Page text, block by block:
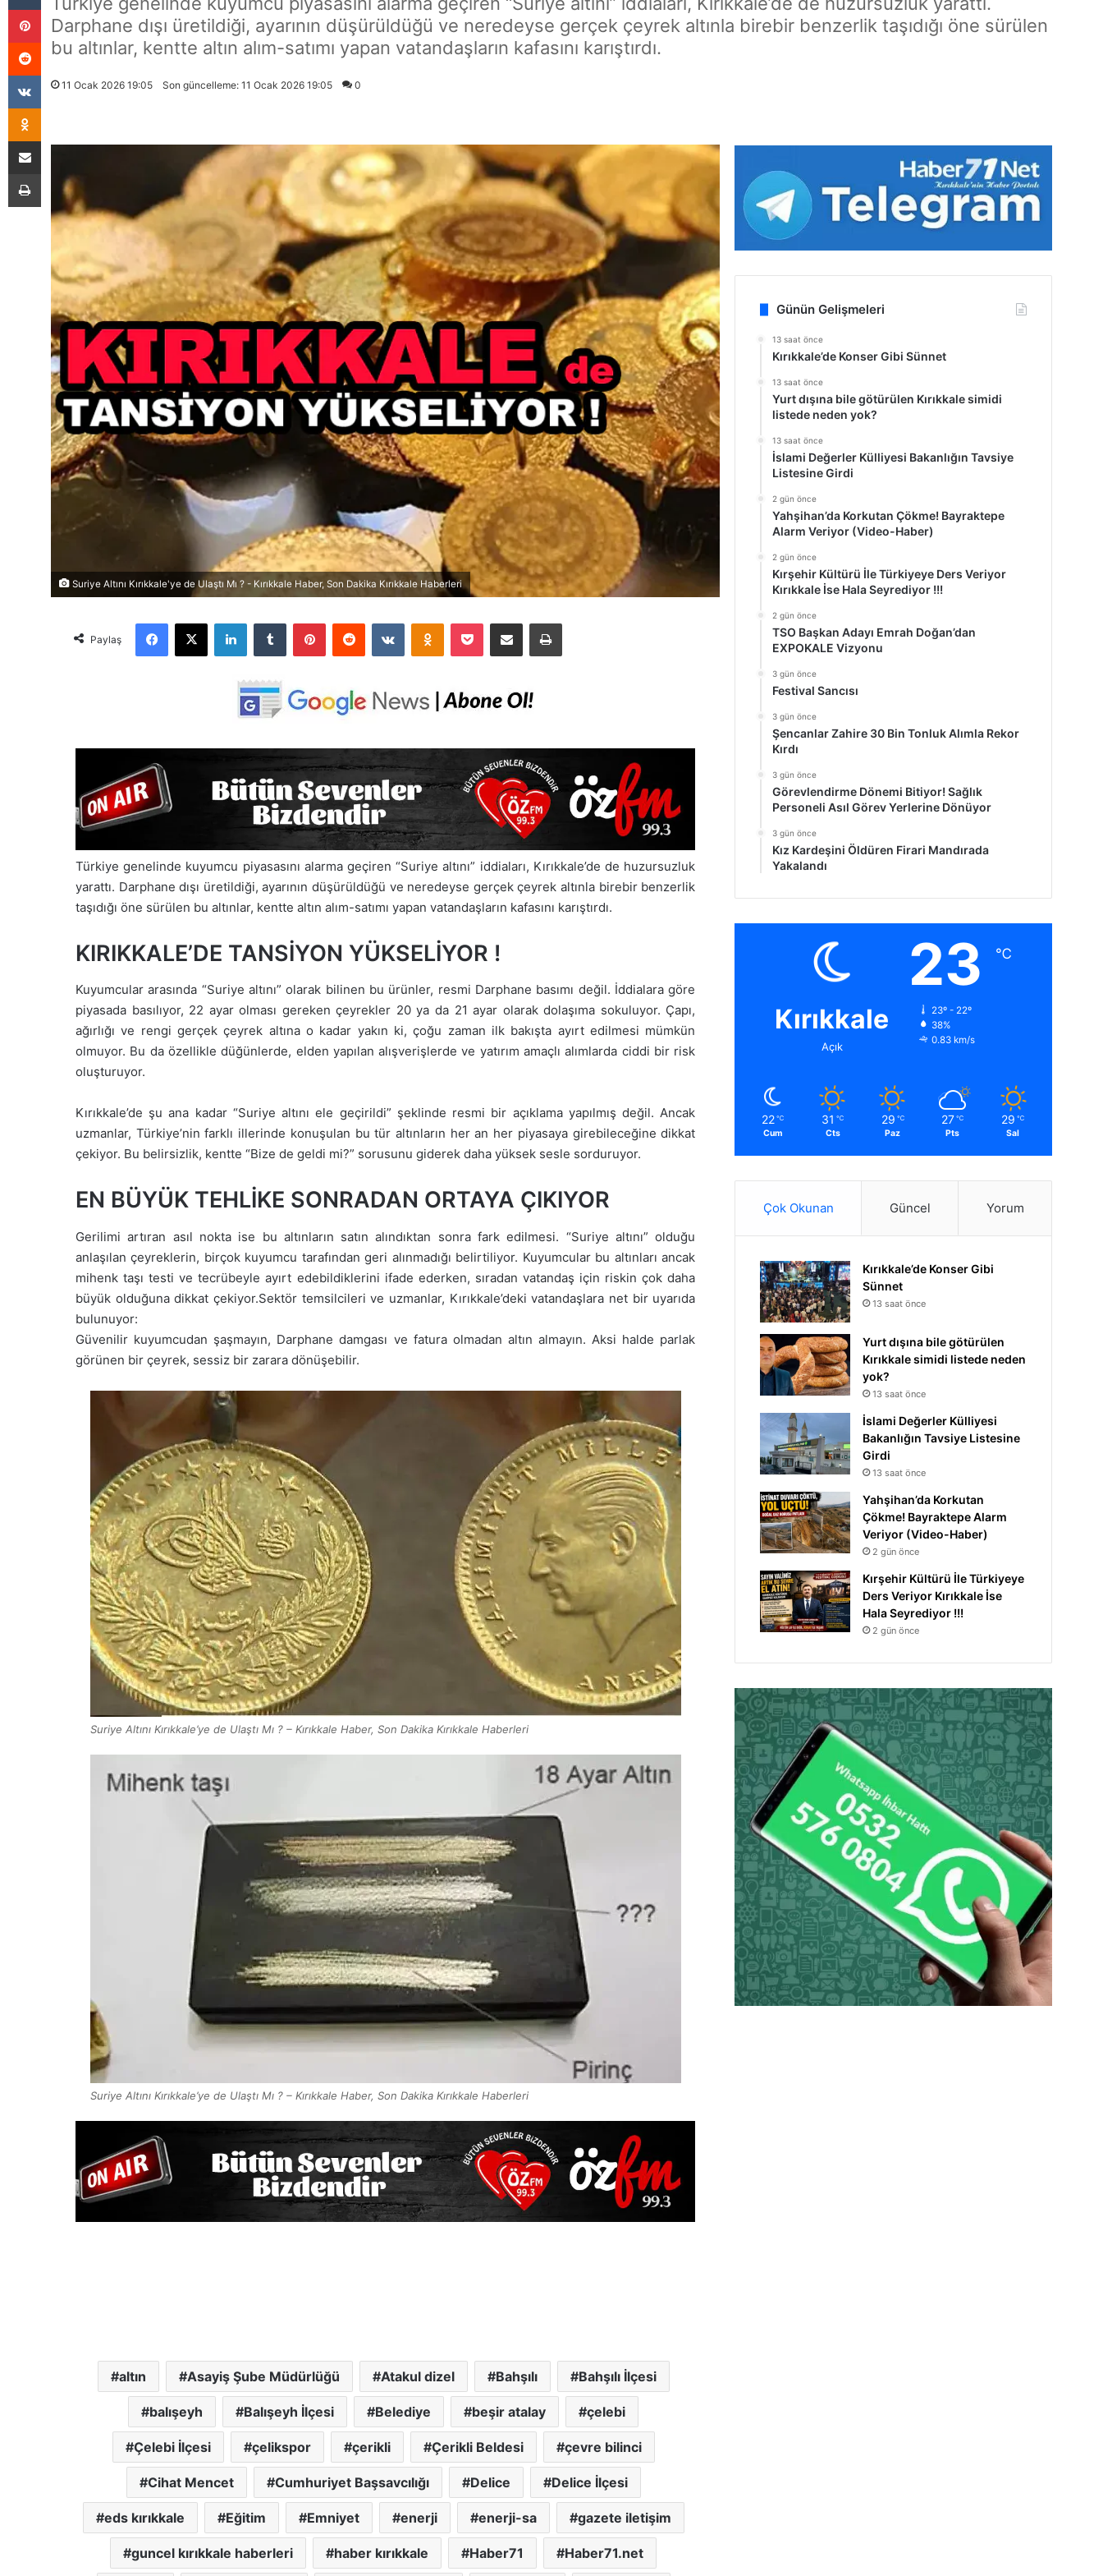
Darphane dışı üretildiği, ayarının düşürüldüğü ve neredeyse gerçek çeyrek altınla birebir benzerlik taşıdığı öne sürülen
bu altınlar, kentte altın alım-satımı yapan vatandaşların kafasını karıştırdı.
11 Ocak 2026 19:05 Son güncelleme: 11 Ocak 2026 19:05 0
Suriye Altını Kırıkkale'ye de Ulaştı Mı ? - Kırıkkale Haber, Son Dakika Kırıkkale Haberleri
Paylaş
Türkiye genelinde kuyumcu piyasasını alarma geçiren “Suriye altını” iddiaları, Kırıkkale’de de huzursuzluk
yarattı. Darphane dışı üretildiği, ayarının düşürüldüğü ve neredeyse gerçek çeyrek altınla birebir benzerlik
taşıdığı öne sürülen bu altınlar, kentte altın alım-satımı yapan vatandaşların kafasını karıştırdı.
KIRIKKALE’DE TANSİYON YÜKSELİYOR !
Kuyumcular arasında “Suriye altını” olarak bilinen bu ürünler, resmi Darphane basımı değil. İddialara göre
piyasada basılıyor, 22 ayar olması gereken çeyrekler 20 ya da 21 ayar olarak dolaşıma sokuluyor. Çapı,
ağırlığı ve rengi gerçek çeyrek altına o kadar yakın ki, çoğu zaman ilk bakışta ayırt edilmesi mümkün
olmuyor. Bu da özellikle düğünlerde, elden yapılan alışverişlerde ve yatırım amaçlı alımlarda ciddi bir risk
oluşturuyor.
Kırıkkale’de şu ana kadar “Suriye altını ele geçirildi” şeklinde resmi bir açıklama yapılmış değil. Ancak
uzmanlar, Türkiye’nin farklı illerinde konuşulan bu tür altınların her an her piyasaya girebileceğine dikkat
çekiyor. Bu belirsizlik, kentte “Bize de geldi mi?” sorusunu giderek daha yüksek sesle sorduruyor.
EN BÜYÜK TEHLİKE SONRADAN ORTAYA ÇIKIYOR
Gerilimi artıran asıl nokta ise bu altınların satın alındıktan sonra fark edilmesi. “Suriye altını” olduğu
anlaşılan çeyreklerin, birçok kuyumcu tarafından geri alınmadığı belirtiliyor. Kuyumcular bu altınları ancak
mihenk taşı testi ve tecrübeyle ayırt edebildiklerini ifade ederken, sıradan vatandaş için riskin çok daha
büyük olduğuna dikkat çekiyor.Sektör temsilcileri ve uzmanlar, Kırıkkale’deki vatandaşlara net bir uyarıda
bulunuyor:
Güvenilir kuyumcudan şaşmayın, Darphane damgası ve fatura olmadan altın almayın. Aksi halde parlak
görünen bir çeyrek, sessiz bir zarara dönüşebilir.
Suriye Altını Kırıkkale’ye de Ulaştı Mı ? – Kırıkkale Haber, Son Dakika Kırıkkale Haberleri
Suriye Altını Kırıkkale’ye de Ulaştı Mı ? – Kırıkkale Haber, Son Dakika Kırıkkale Haberleri
altın Asayiş Şube Müdürlüğü Atakul dizel Bahşılı Bahşılı İlçesi
balışeyh Balışeyh İlçesi Belediye beşir atalay çelebi
Çelebi İlçesi çelikspor çerikli Çerikli Beldesi çevre bilinci
Cihat Mencet Cumhuriyet Başsavcılığı Delice Delice İlçesi
eds kırıkkale Eğitim Emniyet enerji enerji-sa gazete iletişim
guncel kırıkkale haberleri haber kırıkkale Haber71 Haber71.net
Günün Gelişmeleri
13 saat önce
Kırıkkale’de Konser Gibi Sünnet
13 saat önce
Yurt dışına bile götürülen Kırıkkale simidi
listede neden yok?
13 saat önce
İslami Değerler Külliyesi Bakanlığın Tavsiye
Listesine Girdi
2 gün önce
Yahşihan’da Korkutan Çökme! Bayraktepe
Alarm Veriyor (Video-Haber)
2 gün önce
Kırşehir Kültürü İle Türkiyeye Ders Veriyor
Kırıkkale İse Hala Seyrediyor !!!
2 gün önce
TSO Başkan Adayı Emrah Doğan’dan
EXPOKALE Vizyonu
3 gün önce
Festival Sancısı
3 gün önce
Şencanlar Zahire 30 Bin Tonluk Alımla Rekor
Kırdı
3 gün önce
Görevlendirme Dönemi Bitiyor! Sağlık
Personeli Asıl Görev Yerlerine Dönüyor
3 gün önce
Kız Kardeşini Öldüren Firari Mandırada
Yakalandı
Kırıkkale
Açık
23 ℃
23º - 22º
38%
0.83 km/s
22 ℃
Cum
31 ℃
Cts
29 ℃
Paz
27 ℃
Pts
29 ℃
Sal
Çok Okunan Güncel Yorum
Kırıkkale’de Konser Gibi
Sünnet
13 saat önce
Yurt dışına bile götürülen
Kırıkkale simidi listede neden
yok?
13 saat önce
İslami Değerler Külliyesi
Bakanlığın Tavsiye Listesine
Girdi
13 saat önce
Yahşihan’da Korkutan
Çökme! Bayraktepe Alarm
Veriyor (Video-Haber)
2 gün önce
Kırşehir Kültürü İle Türkiyeye
Ders Veriyor Kırıkkale İse
Hala Seyrediyor !!!
2 gün önce
Pinterest
Reddit
Yazdır